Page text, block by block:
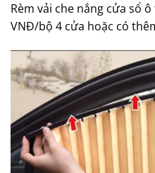
Rèm vải che nắng cửa sổ
VNĐ/bộ 4 cửa hoặc có